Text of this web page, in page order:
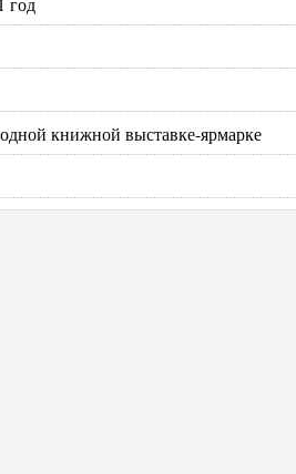
книжной выставке-ярмарке